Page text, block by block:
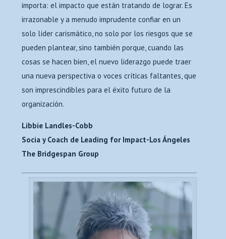
importa: el impacto que están tratando de lograr. Es
irrazonable y a menudo imprudente confiar en un
solo líder carismático, no solo por los riesgos que se
pueden plantear, sino también porque, cuando las
cosas se hacen bien, el nuevo liderazgo puede traer
una nueva perspectiva o voces críticas faltantes, que
son imprescindibles para el éxito futuro de la
organización.
Libbie Landles-Cobb
Socia y Coach de Leading for Impact-Los Ángeles
The Bridgespan Group